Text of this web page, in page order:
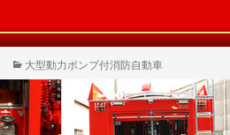
大型動力ポンプ付消防自動車